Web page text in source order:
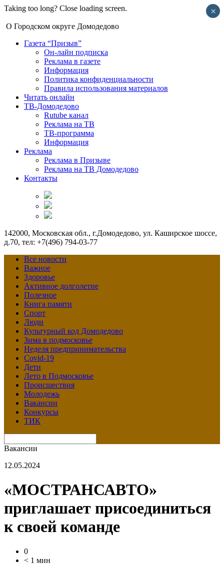
Taking too long? Close loading screen.
О Городском округе Домодедово
Газета “Призыв”
Он-лайн подписка
Реклама в газете
Информация
Политика конфиденциальности
Правила использования материалов
Читать онлайн
ТВ-Домодедово
Rutube канал
Реклама на ТВ
ТВ-программа
Информация
Реклама
Реклама в Призыве
Реклама на ТВ Домодедово
Контакты
142000, Московская обл., г.Домодедово, ул. Каширское шоссе,
д.70, тел: +7(496) 794-03-77
Все новости
Важное
Здоровье
Активное долголетие
Полезное
Книга памяти
Спорт
Люди
Культурный код Домодедово
Зима в подмосковье
Неделя предпринимательства
Covid-19
Дети
Лето в Подмосковье
Происшествия
Молодежь
Вакансии
Конкурсы
ТИК
Вакансии
12.05.2024
«МОСТРАНСАВТО»
приглашает присоединиться
к своей команде
0
< 1 мин
×